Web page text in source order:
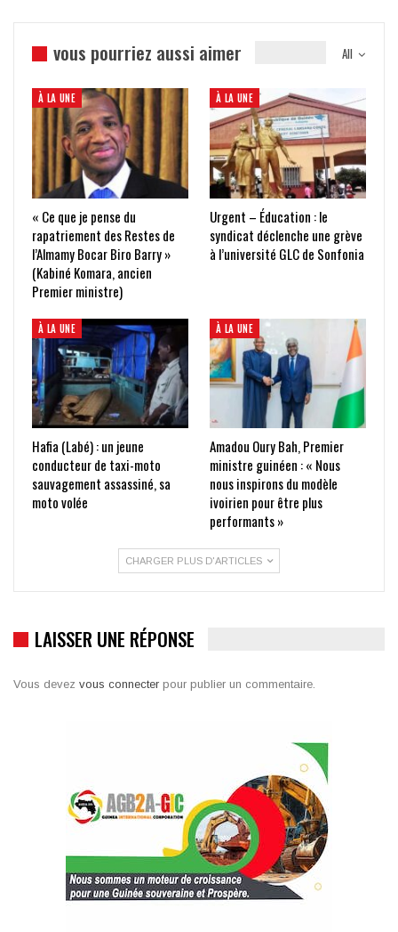
All
vous pourriez aussi aimer
À LA UNE
« Ce que je pense du
rapatriement des Restes de
l’Almamy Bocar Biro Barry »
(Kabiné Komara, ancien
Premier ministre)
À LA UNE
Urgent – Éducation : le
syndicat déclenche une grève
à l’université GLC de Sonfonia
À LA UNE
Hafia (Labé) : un jeune
conducteur de taxi-moto
sauvagement assassiné, sa
moto volée
À LA UNE
Amadou Oury Bah, Premier
ministre guinéen : « Nous
nous inspirons du modèle
ivoirien pour être plus
performants »
CHARGER PLUS D'ARTICLES
LAISSER UNE RÉPONSE
Vous devez vous connecter pour publier un commentaire.